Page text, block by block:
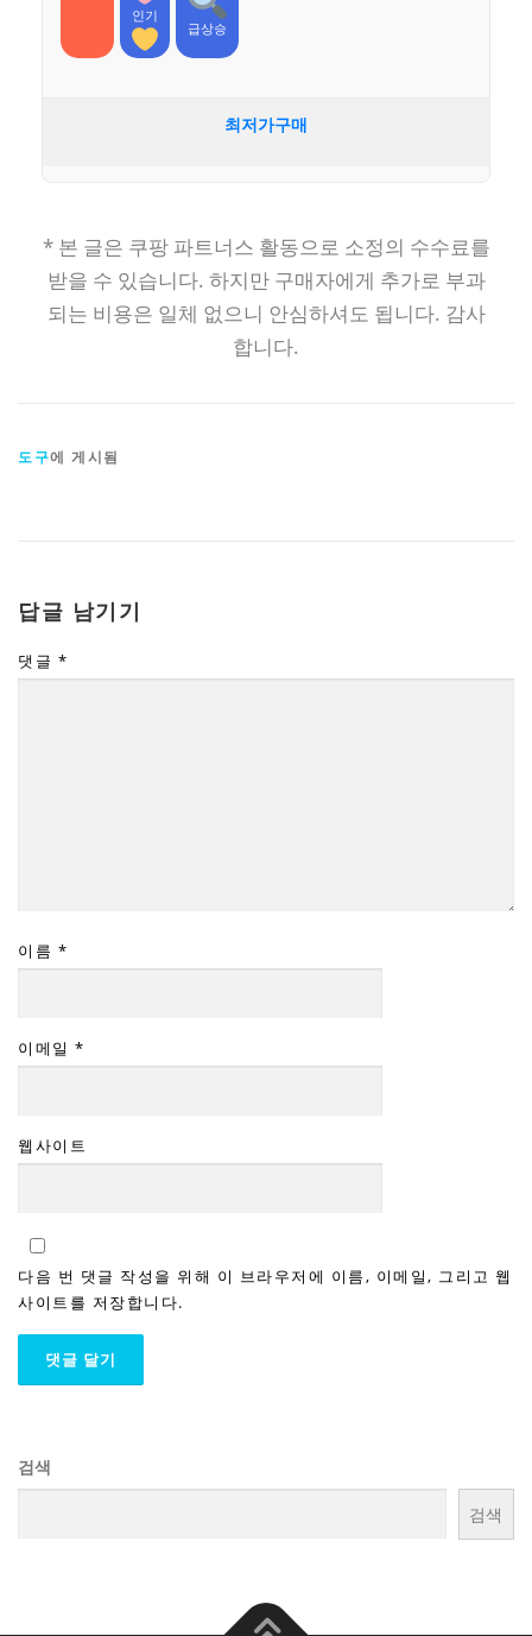
인기
급상승
최저가구매
* 본 글은 쿠팡 파트너스 활동으로 소정의 수수료를
받을 수 있습니다. 하지만 구매자에게 추가로 부과
되는 비용은 일체 없으니 안심하셔도 됩니다. 감사
합니다.
도구에 게시됨
답글 남기기
댓글 *
이름 *
이메일 *
웹사이트
다음 번 댓글 작성을 위해 이 브라우저에 이름, 이메일, 그리고 웹
사이트를 저장합니다.
검색
검색